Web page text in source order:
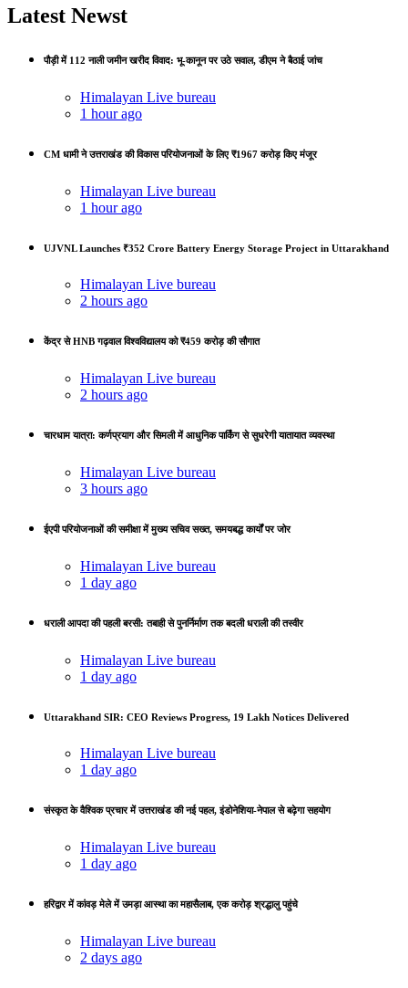
Latest Newst
पौड़ी में 112 नाली जमीन खरीद विवाद: भू-कानून पर उठे सवाल, डीएम ने बैठाई जांच
Himalayan Live bureau
1 hour ago
CM धामी ने उत्तराखंड की विकास परियोजनाओं के लिए ₹1967 करोड़ किए मंजूर
Himalayan Live bureau
1 hour ago
UJVNL Launches ₹352 Crore Battery Energy Storage Project in Uttarakhand
Himalayan Live bureau
2 hours ago
केंद्र से HNB गढ़वाल विश्वविद्यालय को ₹459 करोड़ की सौगात
Himalayan Live bureau
2 hours ago
चारधाम यात्रा: कर्णप्रयाग और सिमली में आधुनिक पार्किंग से सुधरेगी यातायात व्यवस्था
Himalayan Live bureau
3 hours ago
ईएपी परियोजनाओं की समीक्षा में मुख्य सचिव सख्त, समयबद्ध कार्यों पर जोर
Himalayan Live bureau
1 day ago
धराली आपदा की पहली बरसी: तबाही से पुनर्निर्माण तक बदली धराली की तस्वीर
Himalayan Live bureau
1 day ago
Uttarakhand SIR: CEO Reviews Progress, 19 Lakh Notices Delivered
Himalayan Live bureau
1 day ago
संस्कृत के वैश्विक प्रचार में उत्तराखंड की नई पहल, इंडोनेशिया-नेपाल से बढ़ेगा सहयोग
Himalayan Live bureau
1 day ago
हरिद्वार में कांवड़ मेले में उमड़ा आस्था का महासैलाब, एक करोड़ श्रद्धालु पहुंचे
Himalayan Live bureau
2 days ago